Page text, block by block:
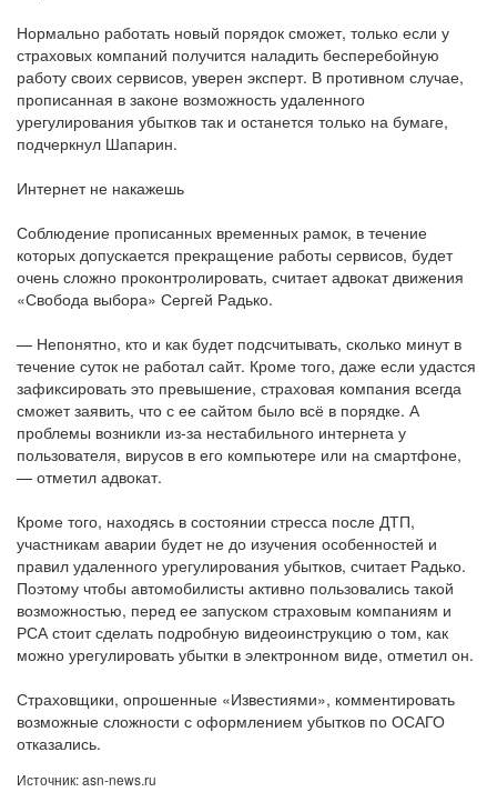
Нормально работать новый порядок сможет, только если у
страховых компаний получится наладить бесперебойную
работу своих сервисов, уверен эксперт. В противном случае,
прописанная в законе возможность удаленного
урегулирования убытков так и останется только на бумаге,
подчеркнул Шапарин.
Интернет не накажешь
Соблюдение прописанных временных рамок, в течение
которых допускается прекращение работы сервисов, будет
очень сложно проконтролировать, считает адвокат движения
«Свобода выбора» Сергей Радько.
— Непонятно, кто и как будет подсчитывать, сколько минут в
течение суток не работал сайт. Кроме того, даже если удастся
зафиксировать это превышение, страховая компания всегда
сможет заявить, что с ее сайтом было всё в порядке. А
проблемы возникли из-за нестабильного интернета у
пользователя, вирусов в его компьютере или на смартфоне,
— отметил адвокат.
Кроме того, находясь в состоянии стресса после ДТП,
участникам аварии будет не до изучения особенностей и
правил удаленного урегулирования убытков, считает Радько.
Поэтому чтобы автомобилисты активно пользовались такой
возможностью, перед ее запуском страховым компаниям и
РСА стоит сделать подробную видеоинструкцию о том, как
можно урегулировать убытки в электронном виде, отметил он.
Страховщики, опрошенные «Известиями», комментировать
возможные сложности с оформлением убытков по ОСАГО
отказались.
Источник: asn-news.ru